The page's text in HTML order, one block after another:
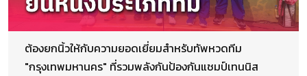
ต้องยกนิ้วให้กับความยอดเยี่ยมสำหรับทัพหวดทีม
"กรุงเทพมหานคร" ที่รวมพลังกันป้องกันแชมป์เทนนิส